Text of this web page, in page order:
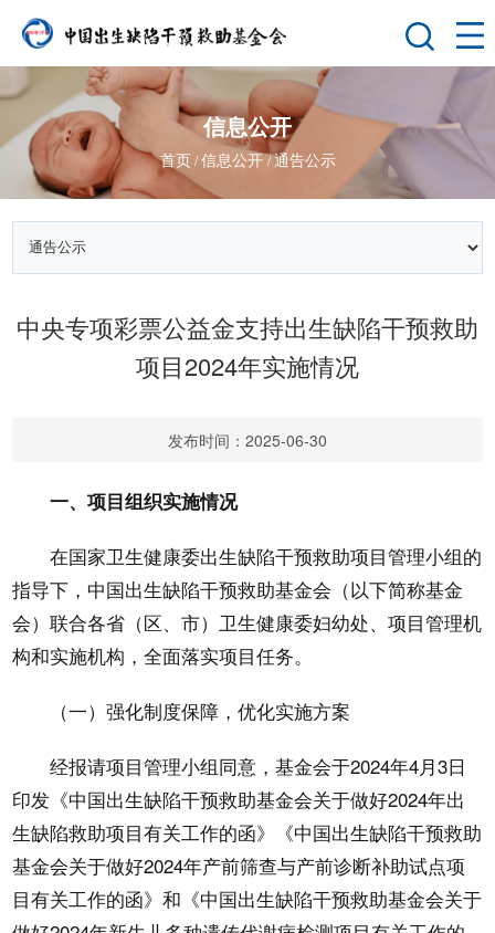
信息公开
首页/信息公开/通告公示
中央专项彩票公益金支持出生缺陷干预救助
项目2024年实施情况
发布时间：2025-06-30
一、项目组织实施情况
在国家卫生健康委出生缺陷干预救助项目管理小组的
指导下，中国出生缺陷干预救助基金会（以下简称基金
会）联合各省（区、市）卫生健康委妇幼处、项目管理机
构和实施机构，全面落实项目任务。
（一）强化制度保障，优化实施方案
经报请项目管理小组同意，基金会于2024年4月3日
印发《中国出生缺陷干预救助基金会关于做好2024年出
生缺陷救助项目有关工作的函》《中国出生缺陷干预救助
基金会关于做好2024年产前筛查与产前诊断补助试点项
目有关工作的函》和《中国出生缺陷干预救助基金会关于